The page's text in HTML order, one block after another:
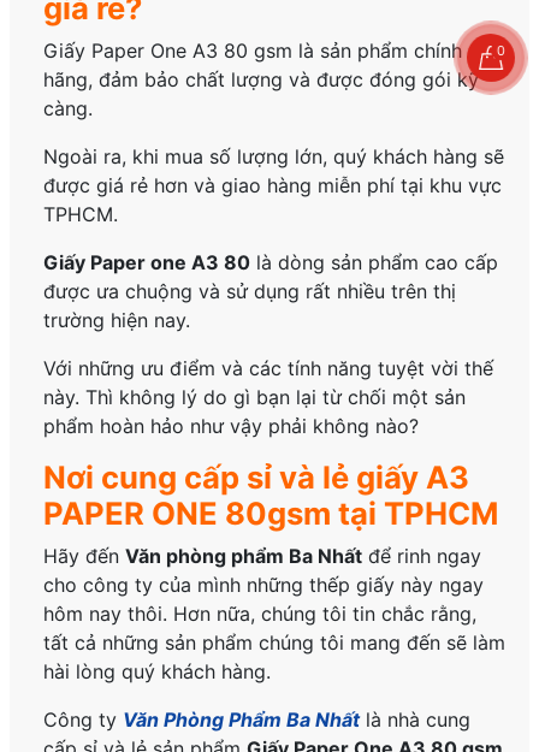
giá rẻ?
Giấy Paper One A3 80 gsm là sản phẩm chính
hãng, đảm bảo chất lượng và được đóng gói kỹ
càng.
Ngoài ra, khi mua số lượng lớn, quý khách hàng sẽ
được giá rẻ hơn và giao hàng miễn phí tại khu vực
TPHCM.
Giấy Paper one A3 80 là dòng sản phẩm cao cấp
được ưa chuộng và sử dụng rất nhiều trên thị
trường hiện nay.
Với những ưu điểm và các tính năng tuyệt vời thế
này. Thì không lý do gì bạn lại từ chối một sản
phẩm hoàn hảo như vậy phải không nào?
Nơi cung cấp sỉ và lẻ giấy A3
PAPER ONE 80gsm tại TPHCM
Hãy đếnVăn phòng phẩm Ba Nhất để rinh ngay
cho công ty của mình những thếp giấy này ngay
hôm nay thôi. Hơn nữa, chúng tôi tin chắc rằng,
tất cả những sản phẩm chúng tôi mang đến sẽ làm
hài lòng quý khách hàng.
Công ty Văn Phòng Phẩm Ba Nhấtlà nhà cung
0